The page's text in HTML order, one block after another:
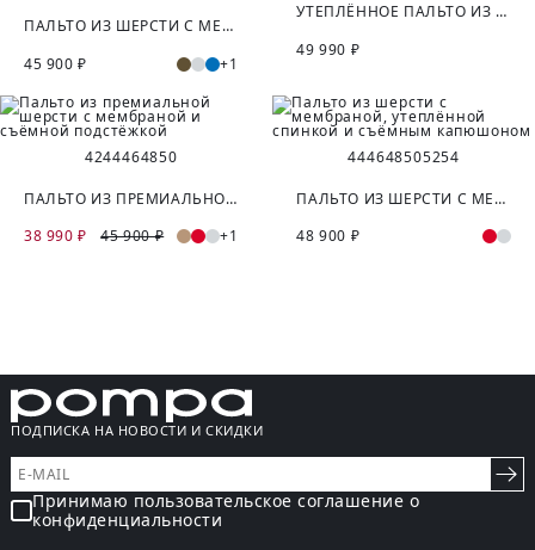
ПАЛЬТО ИЗ ШЕРСТИ С МЕМБРАНОЙ И УТЕПЛЁННОЙ СПИНКОЙ
45 900 ₽
+1
УТЕПЛЁННОЕ ПАЛЬТО ИЗ ШЕРСТИ С ПОДОГРЕВОМ
49 990 ₽
4244464850
ПАЛЬТО ИЗ ПРЕМИАЛЬНОЙ ШЕРСТИ С МЕМБРАНОЙ И СЪЁМНОЙ ПОДСТЁЖКОЙ
38 990 ₽
45 900 ₽ +1
444648505254
ПАЛЬТО ИЗ ШЕРСТИ С МЕМБРАНОЙ, УТЕПЛЁННОЙ СПИНКОЙ И СЪЁМНЫМ КАПЮШОНОМ
48 900 ₽
ПОДПИСКА НА НОВОСТИ И СКИДКИ
Принимаю пользовательское соглашение о
конфиденциальности